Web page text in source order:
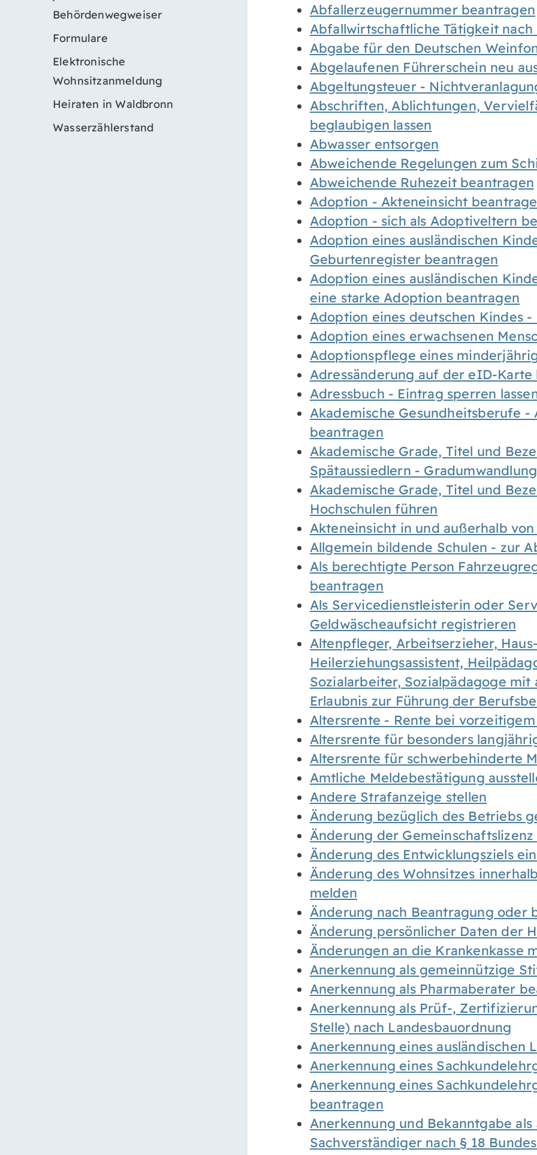
Behördenwegweiser
Formulare
Elektronische
Wohnsitzanmeldung
Heiraten in Waldbronn
Wasserzählerstand
Abfallerzeugernummer beantragen
Abfallwirtschaftliche Tätigkeit
Abgabe für den Deutschen
Abgelaufenen Führerschein neu
Abgeltungsteuer -
Abschriften, Ablichtungen,
beglaubigen lassen
Abwasser entsorgen
Abweichende Regelungen zum
Abweichende Ruhezeit beantragen
Adoption - Akteneinsicht
Adoption - sich als Adoptiveltern
Adoption eines ausländischen
Geburtenregister beantragen
Adoption eines ausländischen
eine starke Adoption beantragen
Adoption eines deutschen Kindes
Adoption eines erwachsenen
Adoptionspflege eines
Adressänderung auf der eID-Karte
Adressbuch - Eintrag sperren
Akademische Gesundheitsberufe
beantragen
Akademische Grade, Titel und
Spätaussiedlern -
Akademische Grade, Titel und
Hochschulen führen
Akteneinsicht in und außerhalb
Allgemein bildende Schulen - zur
Als berechtigte Person
beantragen
Als Servicedienstleisterin oder
Geldwäscheaufsicht registrieren
Altenpfleger, Arbeitserzieher,
Heilerziehungsassistent,
Sozialarbeiter, Sozialpädagoge
Erlaubnis zur Führung der
Altersrente - Rente bei
Altersrente für besonders
Altersrente für schwerbehinderte
Amtliche Meldebestätigung
Andere Strafanzeige stellen
Änderung bezüglich des Betriebs
Änderung der
Änderung des Entwicklungsziels
Änderung des Wohnsitzes
melden
Änderung nach Beantragung oder
Änderung persönlicher Daten der
Änderungen an die Krankenkasse
Anerkennung als gemeinnützige
Anerkennung als Pharmaberater
Anerkennung als Prüf-,
Stelle) nach Landesbauordnung
Anerkennung eines ausländischen
Anerkennung eines
Anerkennung eines
beantragen
Anerkennung und Bekanntgabe
Sachverständiger nach § 18